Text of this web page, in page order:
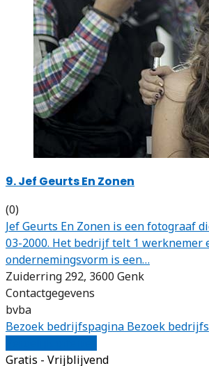
9. Jef Geurts En Zonen
(0)
Jef Geurts En Zonen is een fotograaf
03-2000. Het bedrijf telt 1 werknemer
ondernemingsvorm is een…
Zuiderring 292, 3600 Genk
Contactgegevens
bvba
Bezoek bedrijfspagina Bezoek
Gratis - Vrijblijvend